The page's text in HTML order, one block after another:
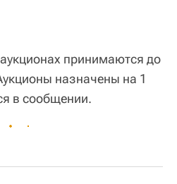
принимаются до
назначены на 1
в сообщении.